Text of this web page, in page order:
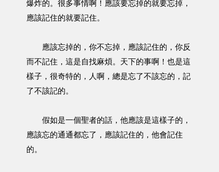
爆炸的。很多事情啊！應該要忘掉的就要忘掉，
應該記住的就要記住。
應該忘掉的，你不忘掉，應該記住的，你反
而不記住，這是自找麻煩。天下的事啊！也是這
樣子，很奇特的，人啊，總是忘了不該忘的，記
了不該記的。
假如是一個聖者的話，他應該是這樣子的，
應該忘的通通都忘了，應該記住的，他會記住
的。